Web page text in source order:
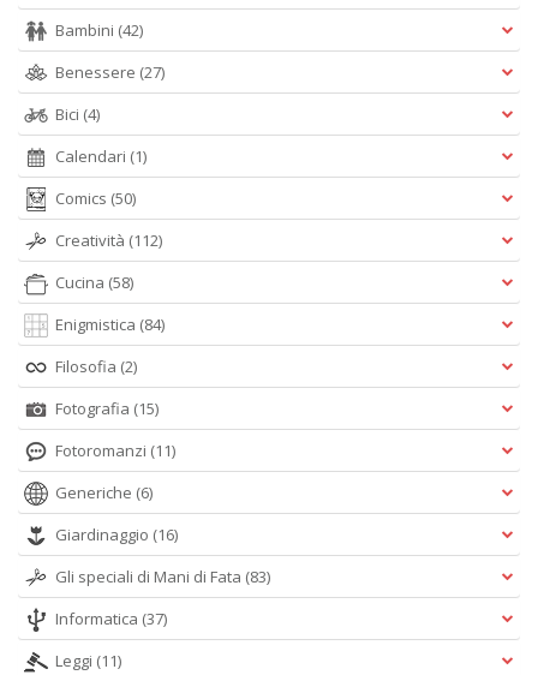
Bambini (42)
Benessere (27)
Bici (4)
Calendari (1)
Comics (50)
Creatività (112)
Cucina (58)
Enigmistica (84)
Filosofia (2)
Fotografia (15)
Fotoromanzi (11)
Generiche (6)
Giardinaggio (16)
Gli speciali di Mani di Fata (83)
Informatica (37)
Leggi (11)